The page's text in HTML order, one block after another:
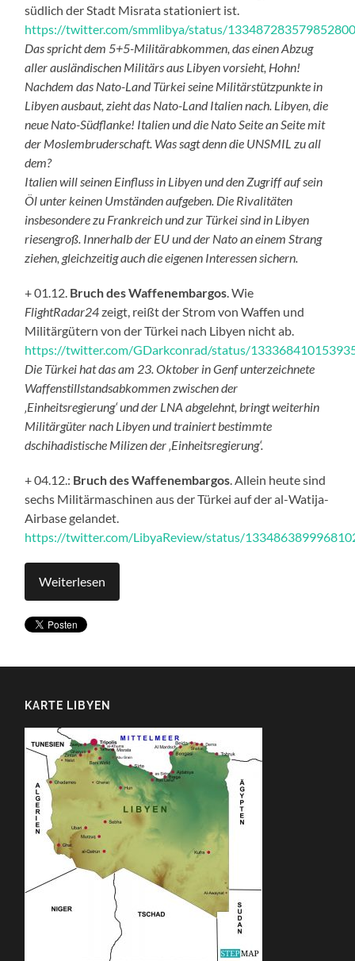
südlich der Stadt Misrata stationiert ist.
https://twitter.com/smmlibya/status/
Das spricht dem 5+5-Militärabkommen, das einen Abzug
aller ausländischen Militärs aus Libyen vorsieht, Hohn!
Nachdem das Nato-Land Türkei seine Militärstützpunkte in
Libyen ausbaut, zieht das Nato-Land Italien nach. Libyen, die
neue Nato-Südflanke! Italien und die Nato Seite an Seite mit
der Moslembruderschaft. Was sagt denn die UNSMIL zu all
dem?
Italien will seinen Einfluss in Libyen und den Zugriff auf sein
Öl unter keinen Umständen aufgeben. Die Rivalitäten
insbesondere zu Frankreich und zur Türkei sind in Libyen
riesengroß. Innerhalb der EU und der Nato an einem Strang
ziehen, gleichzeitig auch die eigenen Interessen sichern.
+ 01.12. Bruch des Waffenembargos. Wie
FlightRadar24zeigt, reißt der Strom von Waffen und
Militärgütern von der Türkei nach Libyen nicht ab.
https://twitter.com/GDarkconrad/status/
Die Türkei hat das am 23. Oktober in Genf unterzeichnete
Waffenstillstandsabkommen zwischen der
‚Einheitsregierung‘ und der LNA abgelehnt, bringt weiterhin
Militärgüter nach Libyen und trainiert bestimmte
dschihadistische Milizen der ‚Einheitsregierung‘.
+ 04.12.: Bruch des Waffenembargos. Allein heute sind
sechs Militärmaschinen aus der Türkei auf der al-Watija-
Airbase gelandet.
https://twitter.com/LibyaReview/status/
Weiterlesen
KARTE LIBYEN